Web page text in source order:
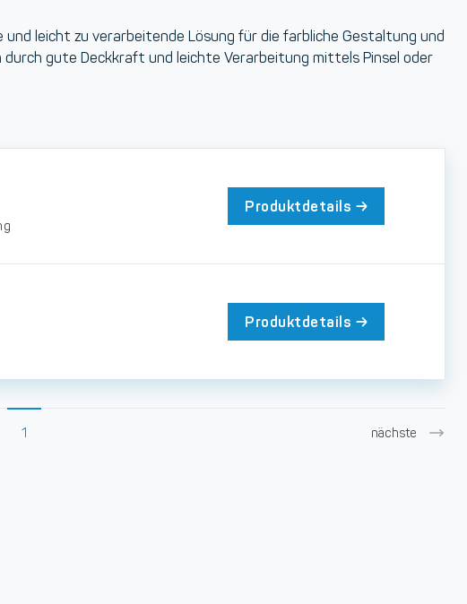
leicht zu verarbeitende Lösung für die farbliche Gestaltung und
gute Deckkraft und leichte Verarbeitung mittels Pinsel oder
Produktdetails
Produktdetails
1 nächste